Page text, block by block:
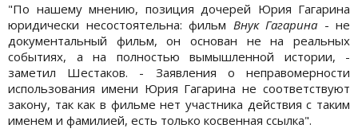
"По нашему мнению, позиция дочерей Юрия Гагарина
юридически несостоятельна: фильм Внук Гагарина - не
документальный фильм, он основан не на реальных
событиях, а на полностью вымышленной истории, -
заметил Шестаков. - Заявления о неправомерности
использования имени Юрия Гагарина не соответствуют
закону, так как в фильме нет участника действия с таким
именем и фамилией, есть только косвенная ссылка".